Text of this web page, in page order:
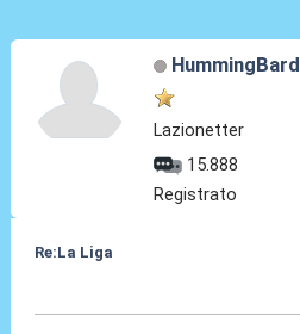
HummingBard
Lazionetter
15.888
Registrato
Re:La Liga